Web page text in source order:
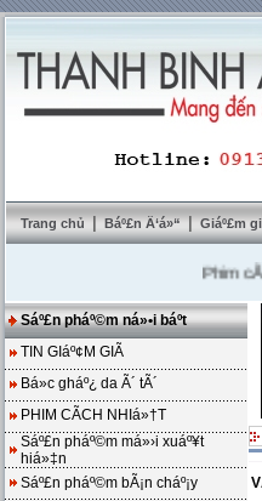
Trang chủ | Báº£n Ä‘á»“ | Giáº£m
Phim cÃ¡ch
Sáº£n pháº©m ná»•i báº­t
TIN GIáº¢M GIÃ
Bá»c gháº¿ da Ã´ tÃ´
PHIM CÃCH NHIá»†T
Sáº£n pháº©m má»›i xuáº¥t
hiá»‡n
Sáº£n pháº©m bÃ¡n cháº¡y